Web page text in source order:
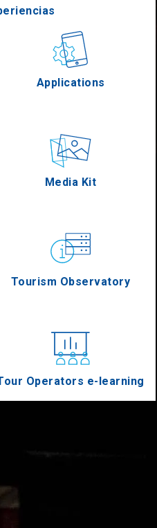
Applications
Media Kit
Tourism Observatory
Operators e-learning